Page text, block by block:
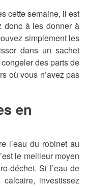
cette semaine, il est
donc à les donner à
simplement les
dans un sachet
des parts de
où vous n’avez pas
en
l’eau du robinet au
le meilleur moyen
déchet. Si l’eau de
investissez